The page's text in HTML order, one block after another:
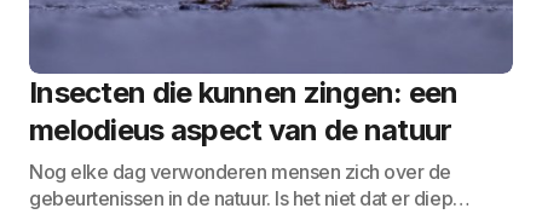
Insecten die kunnen zingen: een
melodieus aspect van de natuur
Nog elke dag verwonderen mensen zich over de
gebeurtenissen in de natuur. Is het niet dat er diep…